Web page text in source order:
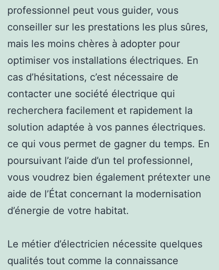
professionnel peut vous guider, vous
conseiller sur les prestations les plus sûres,
mais les moins chères à adopter pour
optimiser vos installations électriques. En
cas d’hésitations, c’est nécessaire de
contacter une société électrique qui
recherchera facilement et rapidement la
solution adaptée à vos pannes électriques.
ce qui vous permet de gagner du temps. En
poursuivant l’aide d’un tel professionnel,
vous voudrez bien également prétexter une
aide de l’État concernant la modernisation
d’énergie de votre habitat.
Le métier d’électricien nécessite quelques
qualités tout comme la connaissance